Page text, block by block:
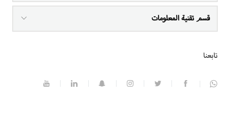
قسم تقنية المعلومات
تابعنا